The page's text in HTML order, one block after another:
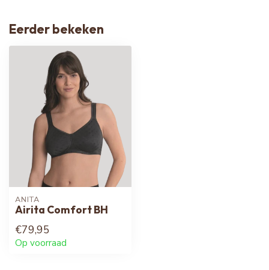
Eerder bekeken
ANITA
Airita Comfort BH
€79,95
Op voorraad